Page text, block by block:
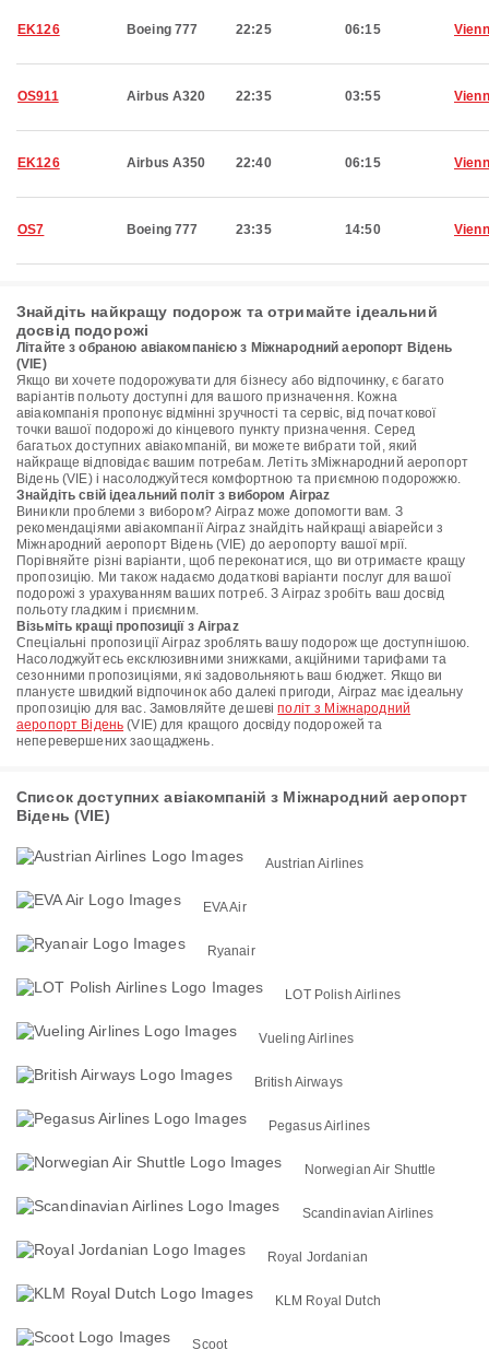
EK126 Boeing 777 22:25 06:15
OS911 Airbus A320 22:35 03:55
EK126 Airbus A350 22:40 06:15
OS7 Boeing 777 23:35 14:50
Знайдіть найкращу подорож та отримайте ідеальний
досвід подорожі
Літайте з обраною авіакомпанією з Міжнародний аеропорт Відень
(VIE)
Якщо ви хочете подорожувати для бізнесу або відпочинку, є багато
варіантів польоту доступні для вашого призначення. Кожна
авіакомпанія пропонує відмінні зручності та сервіс, від початкової
точки вашої подорожі до кінцевого пункту призначення. Серед
багатьох доступних авіакомпаній, ви можете вибрати той, який
найкраще відповідає вашим потребам. Летіть зМіжнародний аеропорт
Відень (VIE) і насолоджуйтеся комфортною та приємною подорожжю.
Знайдіть свій ідеальний політ з вибором Airpaz
Виникли проблеми з вибором? Airpaz може допомогти вам. З
рекомендаціями авіакомпанії Airpaz знайдіть найкращі авіарейси з
Міжнародний аеропорт Відень (VIE) до аеропорту вашої мрії.
Порівняйте різні варіанти, щоб переконатися, що ви отримаєте кращу
пропозицію. Ми також надаємо додаткові варіанти послуг для вашої
подорожі з урахуванням ваших потреб. З Airpaz зробіть ваш досвід
польоту гладким і приємним.
Візьміть кращі пропозиції з Airpaz
Спеціальні пропозиції Airpaz зроблять вашу подорож ще доступнішою.
Насолоджуйтесь ексклюзивними знижками, акційними тарифами та
сезонними пропозиціями, які задовольняють ваш бюджет. Якщо ви
плануєте швидкий відпочинок або далекі пригоди, Airpaz має ідеальну
пропозицію для вас. Замовляйте дешевіполіт з Міжнародний
аеропорт Відень (VIE) для кращого досвіду подорожей та
неперевершених заощаджень.
Список доступних авіакомпаній з Міжнародний аеропорт
Відень (VIE)
Austrian Airlines
EVA Air
Ryanair
LOT Polish Airlines
Vueling Airlines
British Airways
Pegasus Airlines
Norwegian Air Shuttle
Scandinavian Airlines
Royal Jordanian
KLM Royal Dutch
Scoot